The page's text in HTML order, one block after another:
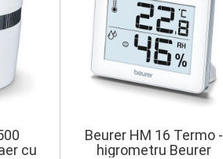
cu
Beurer HM 16 Termo -
higrometru Beurer